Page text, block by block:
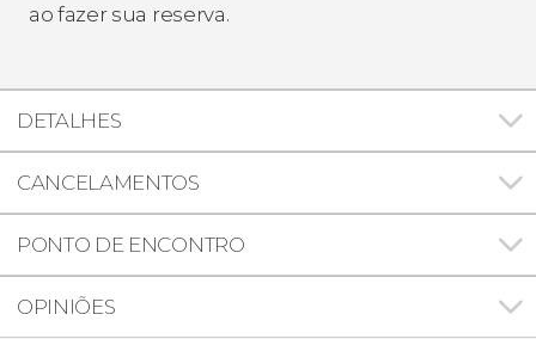
ao fazer sua reserva.
DETALHES
CANCELAMENTOS
PONTO DE ENCONTRO
OPINIÕES